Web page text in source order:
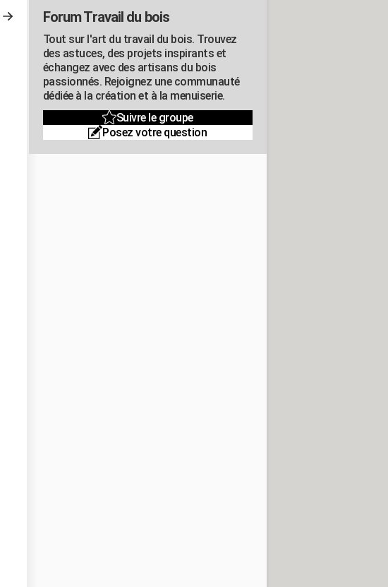
Forum Travail du bois
Tout sur l'art du travail du bois. Trouvez
des astuces, des projets inspirants et
échangez avec des artisans du bois
passionnés. Rejoignez une communauté
dédiée à la création et à la menuiserie.
Suivre le groupe
Posez votre question